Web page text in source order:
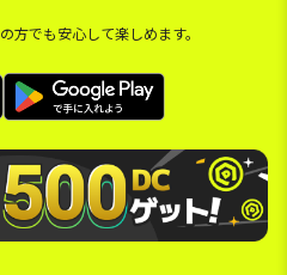
方でも安心して楽しめます。